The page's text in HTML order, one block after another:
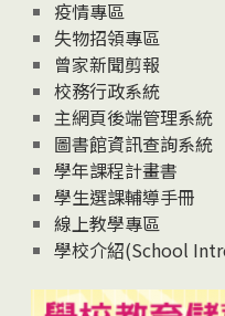
疫情專區
失物招領專區
曾家新聞剪報
校務行政系統
主網頁後端管理系統
圖書館資訊查詢系統
學年課程計畫書
學生選課輔導手冊
線上教學專區
學校介紹(School